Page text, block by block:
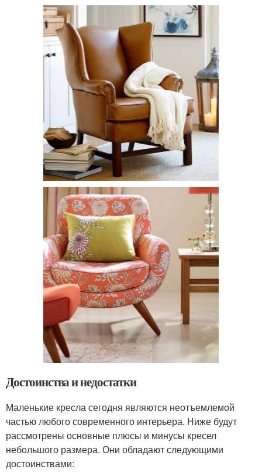
Достоинства и недостатки
Маленькие кресла сегодня являются неотъемлемой
частью любого современного интерьера. Ниже будут
рассмотрены основные плюсы и минусы кресел
небольшого размера. Они обладают следующими
достоинствами: